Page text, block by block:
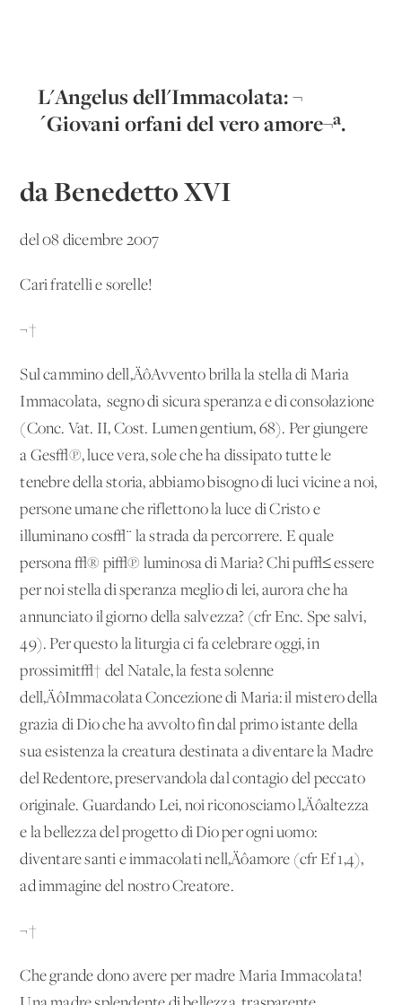
L'Angelus dell'Immacolata: ¬
´Giovani orfani del vero amore¬ª.
da Benedetto XVI
del 08 dicembre 2007
Cari fratelli e sorelle!
¬†
Sul cammino dell‚ÄôAvvento brilla la stella di Maria
Immacolata, 'segno di sicura speranza e di consolazione'
(Conc. Vat. II, Cost. Lumen gentium, 68). Per giungere
a Ges√π, luce vera, sole che ha dissipato tutte le
tenebre della storia, abbiamo bisogno di luci vicine a noi,
persone umane che riflettono la luce di Cristo e
illuminano cos√¨ la strada da percorrere. E quale
persona √® pi√π luminosa di Maria? Chi pu√≤ essere
per noi stella di speranza meglio di lei, aurora che ha
annunciato il giorno della salvezza? (cfr Enc. Spe salvi,
49). Per questo la liturgia ci fa celebrare oggi, in
prossimit√† del Natale, la festa solenne
dell‚ÄôImmacolata Concezione di Maria: il mistero della
grazia di Dio che ha avvolto fin dal primo istante della
sua esistenza la creatura destinata a diventare la Madre
del Redentore, preservandola dal contagio del peccato
originale. Guardando Lei, noi riconosciamo l‚Äôaltezza
e la bellezza del progetto di Dio per ogni uomo:
diventare santi e immacolati nell‚Äôamore (cfr Ef 1,4),
ad immagine del nostro Creatore.
¬†
Che grande dono avere per madre Maria Immacolata!